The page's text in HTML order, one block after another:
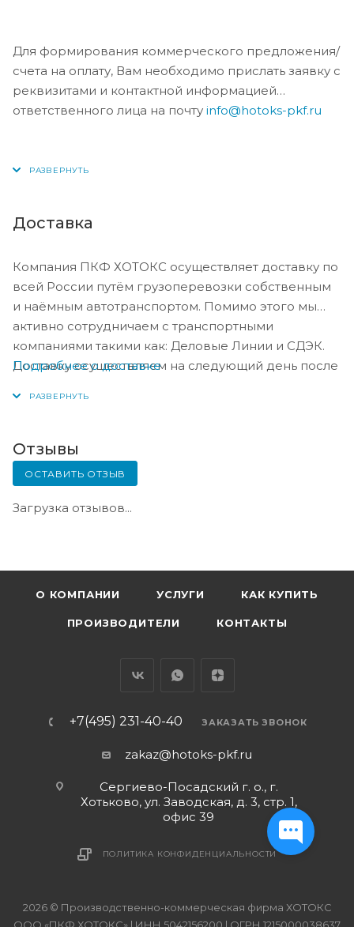
Для формирования коммерческого предложения/
счета на оплату, Вам необходимо прислать заявку с
реквизитами и контактной информацией
ответственного лица на почту info@hotoks-pkf.ru
Доставка
Компания ПКФ ХОТОКС осуществляет доставку по
всей России путём грузоперевозки собственным
и наёмным автотранспортом. Помимо этого мы
активно сотрудничаем с транспортными
компаниями такими как: Деловые Линии и СДЭК.
Доставку осуществляем на следующий день после
Подробнее о доставке
Отзывы
ОСТАВИТЬ ОТЗЫВ
Загрузка отзывов...
О КОМПАНИИ УСЛУГИ КАК КУПИТЬ
ПРОИЗВОДИТЕЛИ КОНТАКТЫ
+7(495) 231-40-40 ЗАКАЗАТЬ ЗВОНОК
zakaz@hotoks-pkf.ru
Сергиево-Посадский г. о., г.
Хотьково, ул. Заводская, д. 3, стр. 1,
офис 39
ПОЛИТИКА КОНФИДЕНЦИАЛЬНОСТИ
2026 © Производственно-коммерческая фирма ХОТОКС